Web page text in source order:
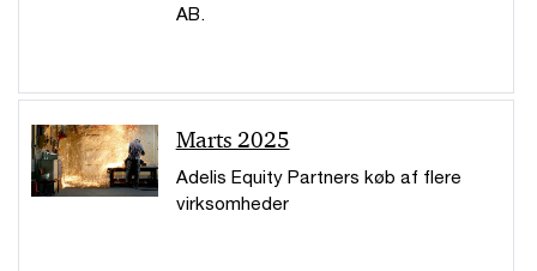
AB.
Marts 2025
Adelis Equity Partners køb af flere
virksomheder